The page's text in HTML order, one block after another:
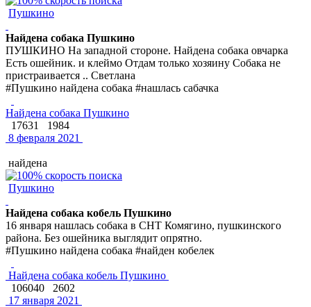
Пушкино
Найдена собака Пушкино
ПУШКИНО На западной стороне. Найдена собака овчарка
Есть ошейник. и клеймо Отдам только хозяину Собака не
пристраивается .. Светлана
#Пушкино найдена собака #нашлась сабачка
Найдена собака Пушкино
17631
1984
8 февраля 2021
найдена
Пушкино
Найдена собака кобель Пушкино
16 января нашлась собака в СНТ Комягино, пушкинского
района. Без ошейника выглядит опрятно.
#Пушкино найдена собака #найден кобелек
Найдена собака кобель Пушкино
106040
2602
17 января 2021